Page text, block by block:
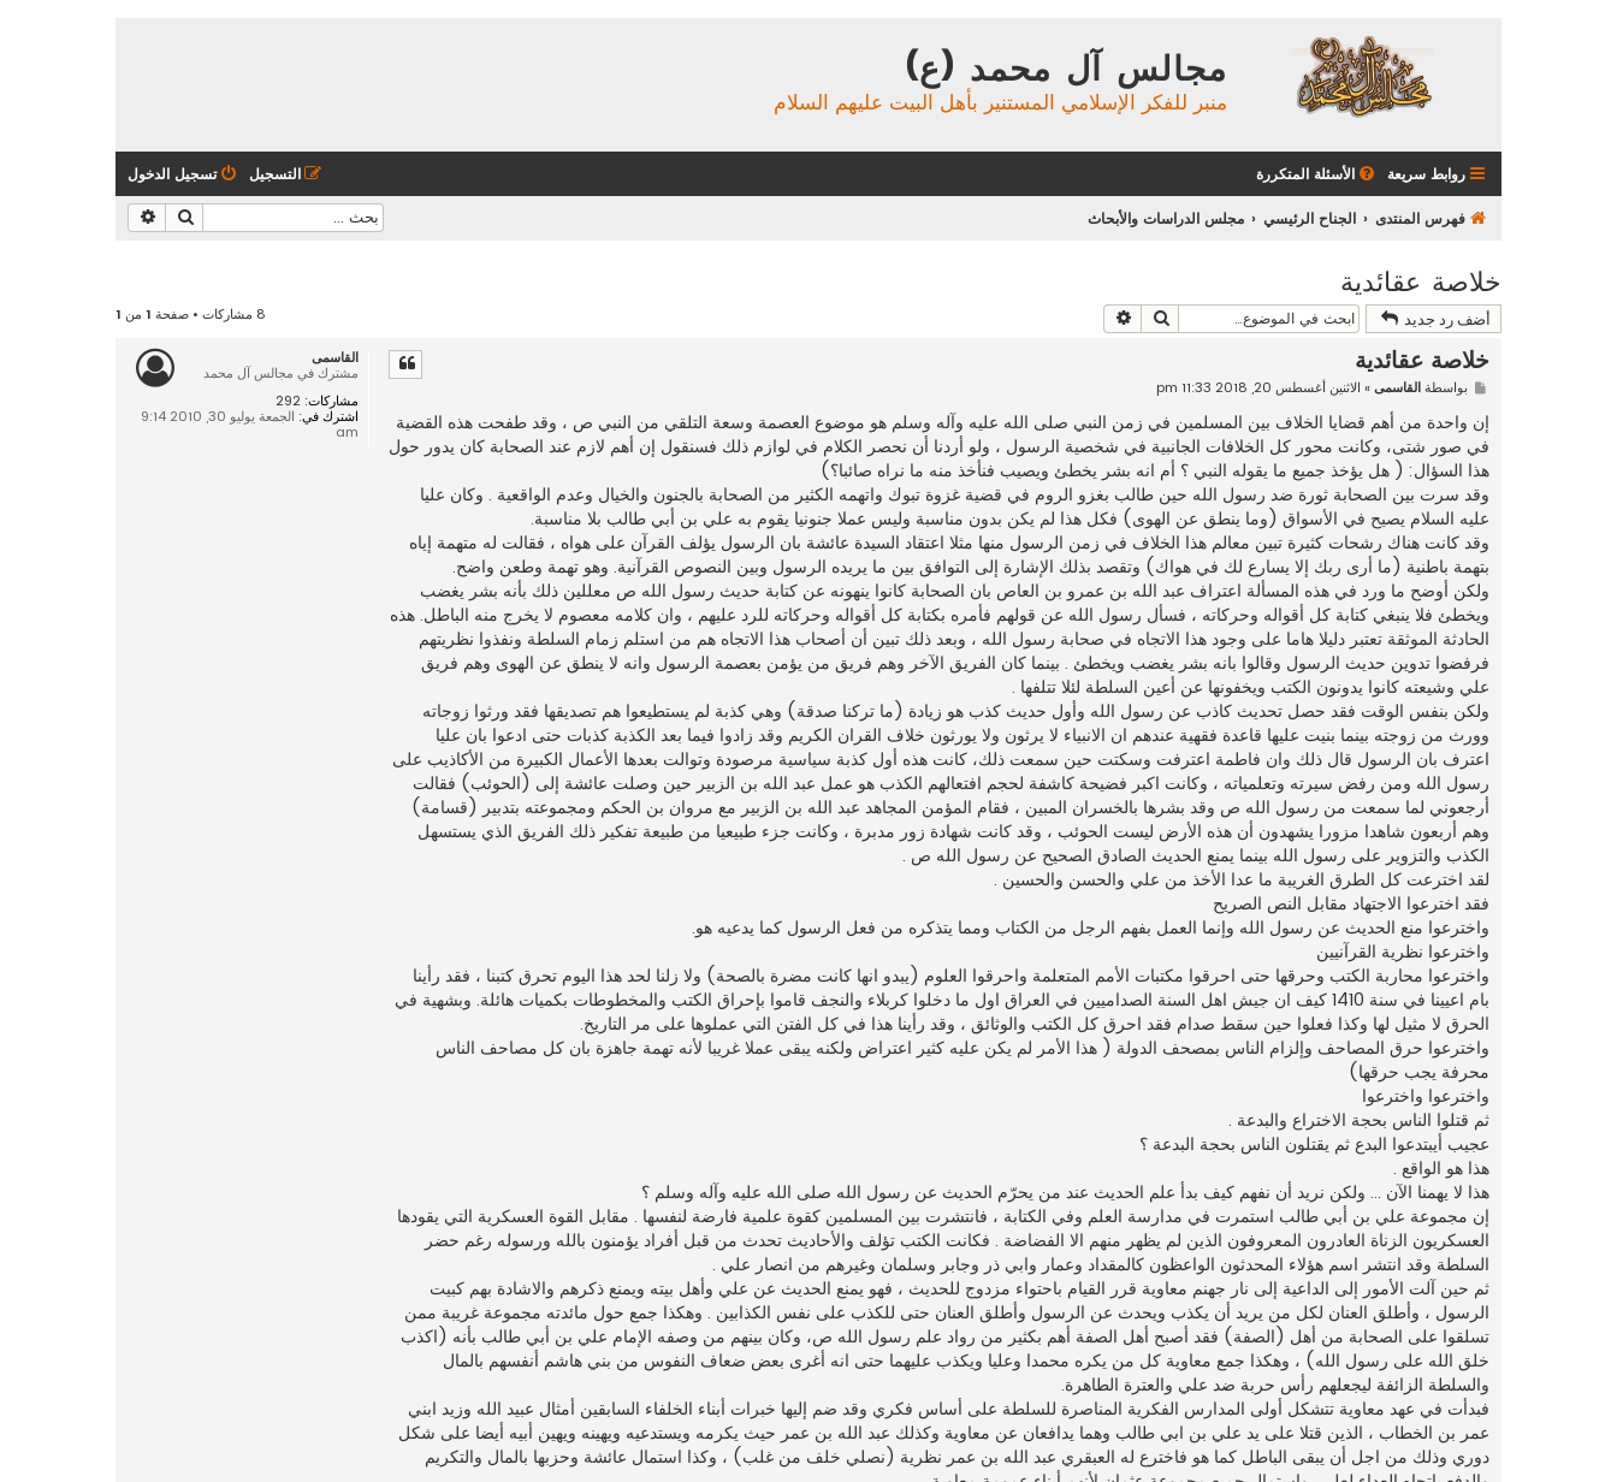
مجالس آل محمد (ع)
منبر للفكر الإسلامي المستنير بأهل البيت عليهم السلام
روابط سريعة الأسئلة المتكررة تسجيل الدخول التسجيل
فهرس المنتدى الجناح الرئيسي مجلس الدراسات والأبحاث بحث
خلاصة عقائدية
أضف رد جديد بحث 8 مشاركات • صفحة 1 من 1
القاسمى
مشترك في مجالس آل محمد
مشاركات: 292
اشترك في:
الجمعة يوليو 30, 2010 9:14
am
خلاصة عقائدية
م
ك
ة
بواسطةالقاسمى» الاثنين أغسطس 20, 2018 11:33 pm
إن واحدة من أهم قضايا الخلاف بين المسلمين في زمن النبي صلى الله عليه وآله وسلم هو موضوع العصمة وسعة التلقي من النبي ص ، وقد طفحت هذه القضية
في صور شتى، وكانت محور كل الخلافات الجانبية في شخصية الرسول ، ولو أردنا أن نحصر الكلام في لوازم ذلك فسنقول إن أهم لازم عند الصحابة كان يدور حول
هذا السؤال: ( هل يؤخذ جميع ما يقوله النبي ؟ أم انه بشر يخطئ ويصيب فنأخذ منه ما نراه صائبا؟)
وقد سرت بين الصحابة ثورة ضد رسول الله حين طالب بغزو الروم في قضية غزوة تبوك واتهمه الكثير من الصحابة بالجنون والخيال وعدم الواقعية . وكان عليا
عليه السلام يصيح في الأسواق (وما ينطق عن الهوى) فكل هذا لم يكن بدون مناسبة وليس عملا جنونيا يقوم به علي بن أبي طالب بلا مناسبة.
وقد كانت هناك رشحات كثيرة تبين معالم هذا الخلاف في زمن الرسول منها مثلا اعتقاد السيدة عائشة بان الرسول يؤلف القرآن على هواه ، فقالت له متهمة إياه
بتهمة باطنية (ما أرى ربك إلا يسارع لك في هواك) وتقصد بذلك الإشارة إلى التوافق بين ما يريده الرسول وبين النصوص القرآنية. وهو تهمة وطعن واضح.
ولكن أوضح ما ورد في هذه المسألة اعتراف عبد الله بن عمرو بن العاص بان الصحابة كانوا ينهونه عن كتابة حديث رسول الله ص معللين ذلك بأنه بشر يغضب
ويخطئ فلا ينبغي كتابة كل أقواله وحركاته ، فسأل رسول الله عن قولهم فأمره بكتابة كل أقواله وحركاته للرد عليهم ، وان كلامه معصوم لا يخرج منه الباطل. هذه
الحادثة الموثقة تعتبر دليلا هاما على وجود هذا الاتجاه في صحابة رسول الله ، وبعد ذلك تبين أن أصحاب هذا الاتجاه هم من استلم زمام السلطة ونفذوا نظريتهم
فرفضوا تدوين حديث الرسول وقالوا بانه بشر يغضب ويخطئ . بينما كان الفريق الآخر وهم فريق من يؤمن بعصمة الرسول وانه لا ينطق عن الهوى وهم فريق
علي وشيعته كانوا يدونون الكتب ويخفونها عن أعين السلطة لئلا تتلفها .
ولكن بنفس الوقت فقد حصل تحديث كاذب عن رسول الله وأول حديث كذب هو زيادة (ما تركنا صدقة) وهي كذبة لم يستطيعوا هم تصديقها فقد ورثوا زوجاته
وورث من زوجته بينما بنيت عليها قاعدة فقهية عندهم ان الانبياء لا يرثون ولا يورثون خلاف القران الكريم وقد زادوا فيما بعد الكذبة كذبات حتى ادعوا بان عليا
اعترف بان الرسول قال ذلك وان فاطمة اعترفت وسكتت حين سمعت ذلك، كانت هذه أول كذبة سياسية مرصودة وتوالت بعدها الأعمال الكبيرة من الأكاذيب على
رسول الله ومن رفض سيرته وتعلمياته ، وكانت اكبر فضيحة كاشفة لحجم افتعالهم الكذب هو عمل عبد الله بن الزبير حين وصلت عائشة إلى (الحوئب) فقالت
أرجعوني لما سمعت من رسول الله ص وقد بشرها بالخسران المبين ، فقام المؤمن المجاهد عبد الله بن الزبير مع مروان بن الحكم ومجموعته بتدبير (قسامة)
وهم أربعون شاهدا مزورا يشهدون أن هذه الأرض ليست الحوئب ، وقد كانت شهادة زور مدبرة ، وكانت جزء طبيعيا من طبيعة تفكير ذلك الفريق الذي يستسهل
الكذب والتزوير على رسول الله بينما يمنع الحديث الصادق الصحيح عن رسول الله ص .
لقد اخترعت كل الطرق الغريبة ما عدا الأخذ من علي والحسن والحسين .
فقد اخترعوا الاجتهاد مقابل النص الصريح
واخترعوا منع الحديث عن رسول الله وإنما العمل بفهم الرجل من الكتاب ومما يتذكره من فعل الرسول كما يدعيه هو.
واخترعوا نظرية القرآنيين
واخترعوا محاربة الكتب وحرقها حتى احرقوا مكتبات الأمم المتعلمة واحرقوا العلوم (يبدو انها كانت مضرة بالصحة) ولا زلنا لحد هذا اليوم تحرق كتبنا ، فقد رأينا
بام اعيينا في سنة 1410 كيف ان جيش اهل السنة الصداميين في العراق اول ما دخلوا كربلاء والنجف قاموا بإحراق الكتب والمخطوطات بكميات هائلة. وبشهية في
الحرق لا مثيل لها وكذا فعلوا حين سقط صدام فقد احرق كل الكتب والوثائق ، وقد رأينا هذا في كل الفتن التي عملوها على مر التاريخ.
واخترعوا حرق المصاحف وإلزام الناس بمصحف الدولة ( هذا الأمر لم يكن عليه كثير اعتراض ولكنه يبقى عملا غريبا لأنه تهمة جاهزة بان كل مصاحف الناس
محرفة يجب حرقها)
واخترعوا واخترعوا
ثم قتلوا الناس بحجة الاختراع والبدعة .
عجيب أيبتدعوا البدع ثم يقتلون الناس بحجة البدعة ؟
هذا هو الواقع .
هذا لا يهمنا الآن ... ولكن نريد أن نفهم كيف بدأ علم الحديث عند من يحرّم الحديث عن رسول الله صلى الله عليه وآله وسلم ؟
إن مجموعة علي بن أبي طالب استمرت في مدارسة العلم وفي الكتابة ، فانتشرت بين المسلمين كقوة علمية فارضة لنفسها . مقابل القوة العسكرية التي يقودها
العسكريون الزناة العادرون المعروفون الذين لم يظهر منهم الا الفضاضة . فكانت الكتب تؤلف والأحاديث تحدث من قبل أفراد يؤمنون بالله ورسوله رغم حضر
السلطة وقد انتشر اسم هؤلاء المحدثون الواعظون كالمقداد وعمار وابي ذر وجابر وسلمان وغيرهم من انصار علي .
ثم حين آلت الأمور إلى الداعية إلى نار جهنم معاوية قرر القيام باحتواء مزدوج للحديث ، فهو يمنع الحديث عن علي وأهل بيته ويمنع ذكرهم والاشادة بهم كبيت
الرسول ، وأطلق العنان لكل من يريد أن يكذب ويحدث عن الرسول وأطلق العنان حتى للكذب على نفس الكذابين . وهكذا جمع حول مائدته مجموعة غريبة ممن
تسلقوا على الصحابة من أهل (الصفة) فقد أصبح أهل الصفة أهم بكثير من رواد علم رسول الله ص، وكان بينهم من وصفه الإمام علي بن أبي طالب بأنه (اكذب
خلق الله على رسول الله) ، وهكذا جمع معاوية كل من يكره محمدا وعليا ويكذب عليهما حتى انه أغرى بعض ضعاف النفوس من بني هاشم أنفسهم بالمال
والسلطة الزائفة ليجعلهم رأس حربة ضد علي والعترة الطاهرة.
فبدأت في عهد معاوية تتشكل أولى المدارس الفكرية المناصرة للسلطة على أساس فكري وقد ضم إليها خبرات أبناء الخلفاء السابقين أمثال عبيد الله وزيد ابني
عمر بن الخطاب ، الذين قتلا على يد علي بن ابي طالب وهما يدافعان عن معاوية وكذلك عبد الله بن عمر حيث يكرمه ويستدعيه ويهينه ويهين أبيه أيضا على شكل
دوري وذلك من اجل أن يبقى الباطل كما هو فاخترع له العبقري عبد الله بن عمر نظرية (نصلي خلف من غلب) ، وكذا استمال عائشة وحزبها بالمال والتكريم